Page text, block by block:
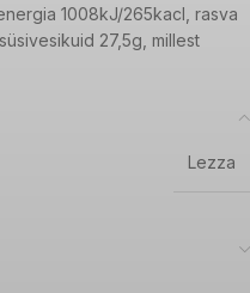
1008kJ/265kacl, rasva
27,5g, millest
Lezza